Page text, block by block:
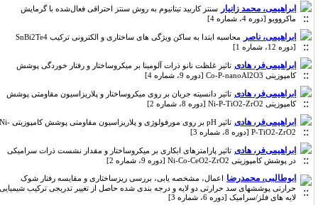
ابراهیمی، محمد زانیار سنتز کاربید تیتانیوم به روش سنتز احتراقی فعال‌شده با گرمایش
ماکروویو [دوره 4، شماره 4]
ابراهیمی، ناصر
محاسبه ابتدا به ساکن ویژگی های ساختاری و الکترونی ترکیب SnBi2Te4
[دوره 12، شماره 1]
ابراهیمی‌فر، هادی تاثیر غلظت نانو ذرات آلومینا بر میکروساختار و رفتار خوردگی پوشش
کامپوزیتی Co-P-nanoAl2O3 [دوره 9، شماره 4]
ابراهیمی‌فر، هادی تاثیر دانسیته جریان بر روی میکروساختار و پلاریزاسیون مقاومتی پوشش
کامپوزیتی Ni-P-TiO2-ZrO2 [دوره 8، شماره 2]
ابراهیمی‌فر، هادی
تاثیر pH بر روی مورفولوژی و پلاریزاسیون مقاومتی پوشش کامپوزیتی Ni-
P-TiO2-ZrO2 [دوره 8، شماره 3]
ابراهیمی‌فر، هادی تاثیر پارامترهای ابکاری بر میکروساختار و مقدار نشست ذرات سرامیکی
در پوشش کامپوزیتی Ni-Co-CeO2-ZrO2 [دوره 9، شماره 2]
ابوطالبی، محمدرضا اعمال، مشخصه یابی، بررسی ریزساختاری و مقایسه رفتار شوک
حرارتی پوششهای سد حرارتی دو لایه و درجه بندی شده حاصل از تغییر تدریجی ترکیب شیمیایی
لایه های فلز/سرامیک [دوره 6، شماره 3]